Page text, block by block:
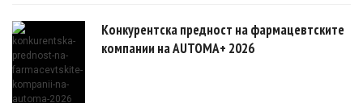
Конкурентска предност на фармацевтските
компании на AUTOMA+ 2026